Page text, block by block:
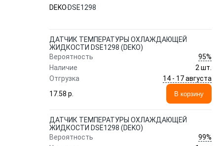
DEKO DSE1298
ДАТЧИК ТЕМПЕРАТУРЫ ОХЛАЖДАЮЩЕЙ
ЖИДКОСТИ DSE1298 (DEKO)
Вероятность
95%
Наличие
2 шт.
Отгрузка
14 - 17 августа
17.58 p.
В корзину
ДАТЧИК ТЕМПЕРАТУРЫ ОХЛАЖДАЮЩЕЙ
ЖИДКОСТИ DSE1298 (DEKO)
Вероятность
99%